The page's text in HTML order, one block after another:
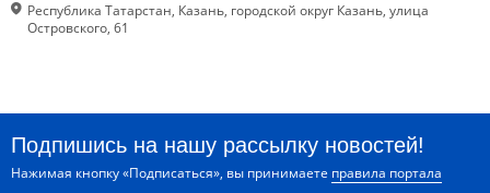
Республика Татарстан, Казань, городской округ Казань, улица
Островского, 61
Подпишись на нашу рассылку новостей!
Нажимая кнопку «Подписаться», вы принимаете правила портала